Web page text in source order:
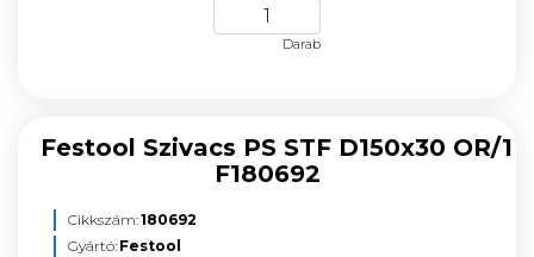
Darab
Festool Szivacs PS STF D150x30 OR/1
F180692
Cikkszám:180692
Gyártó: Festool